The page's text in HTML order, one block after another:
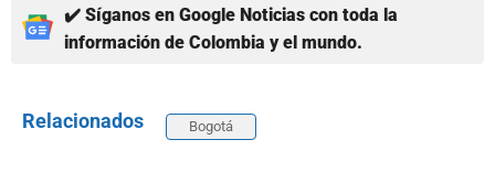
✔️ Síganos en Google Noticias con toda la
información de Colombia y el mundo.
Relacionados Bogotá